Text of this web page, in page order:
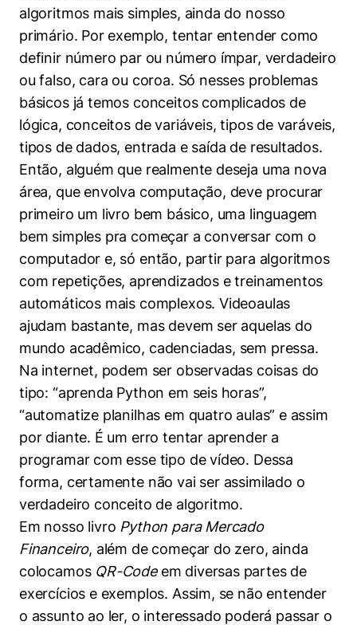
algoritmos mais simples, ainda do nosso
primário. Por exemplo, tentar entender como
definir número par ou número ímpar, verdadeiro
ou falso, cara ou coroa. Só nesses problemas
básicos já temos conceitos complicados de
lógica, conceitos de variáveis, tipos de varáveis,
tipos de dados, entrada e saída de resultados.
Então, alguém que realmente deseja uma nova
área, que envolva computação, deve procurar
primeiro um livro bem básico, uma linguagem
bem simples pra começar a conversar com o
computador e, só então, partir para algoritmos
com repetições, aprendizados e treinamentos
automáticos mais complexos. Videoaulas
ajudam bastante, mas devem ser aquelas do
mundo acadêmico, cadenciadas, sem pressa.
Na internet, podem ser observadas coisas do
tipo: “aprenda Python em seis horas”,
“automatize planilhas em quatro aulas” e assim
por diante. É um erro tentar aprender a
programar com esse tipo de vídeo. Dessa
forma, certamente não vai ser assimilado o
verdadeiro conceito de algoritmo.
Em nosso livro Python para Mercado
Financeiro, além de começar do zero, ainda
colocamos QR-Codeem diversas partes de
exercícios e exemplos. Assim, se não entender
o assunto ao ler, o interessado poderá passar o